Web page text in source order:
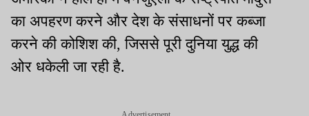
का अपहरण करने और देश के संसाधनों पर कब्जा
करने की कोशिश की, जिससे पूरी दुनिया युद्ध की
ओर धकेली जा रही है.